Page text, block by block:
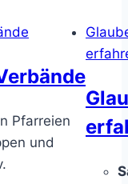
Pfarreien
und